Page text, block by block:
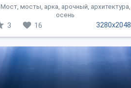
Мост, мосты, арка, арочный, архитектура,
осень
3280x2048
3 16